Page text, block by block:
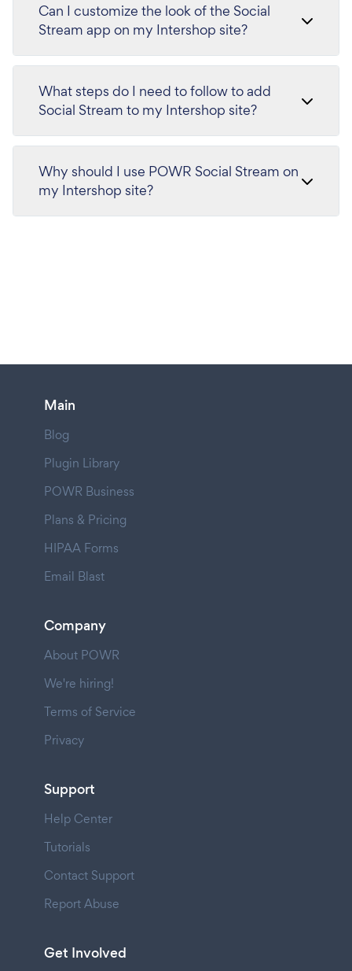
Can I customize the look of the Social
Stream app on my Intershop site?
What steps do I need to follow to add
Social Stream to my Intershop site?
Why should I use POWR Social Stream on
my Intershop site?
Main
Blog
Plugin Library
POWR Business
Plans & Pricing
HIPAA Forms
Email Blast
Company
About POWR
We're hiring!
Terms of Service
Privacy
Support
Help Center
Tutorials
Contact Support
Report Abuse
Get Involved